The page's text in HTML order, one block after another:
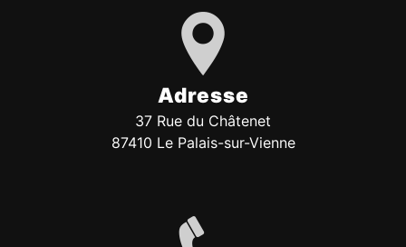
Adresse
37 Rue du Châtenet
87410 Le Palais-sur-Vienne